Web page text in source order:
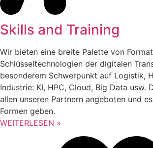
Skills and Training
Wir bieten eine breite Palette von
Schlüsseltechnologien der digitalen
besonderem Schwerpunkt auf Logistik,
Industrie: KI, HPC, Cloud, Big Data usw.
allen unseren Partnern angeboten und
Formen geben.
WEITERLESEN »